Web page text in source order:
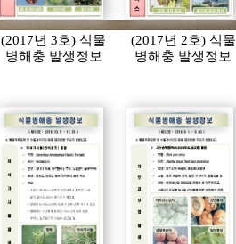
(2017년 3호) 식물
병해충 발생정보
(2017년 2호) 식물
병해충 발생정보